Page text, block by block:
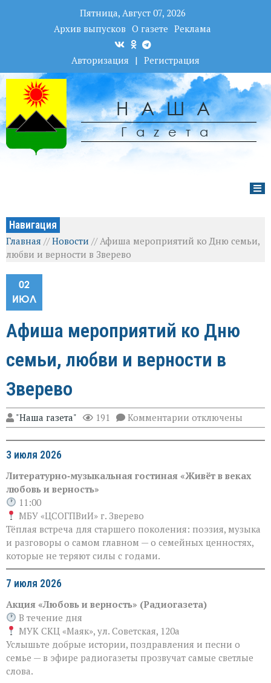
Пятница, Август 07, 2026
Архив выпусков О газете Реклама
Авторизация | Регистрация
НАША
Гаzета
Навигация
Главная //Новости // Афиша мероприятий ко Дню семьи,
любви и верности в Зверево
02
ИЮЛ
Афиша мероприятий ко Дню
семьи, любви и верности в
Зверево
"Наша газета" 191 Комментарии к
записи
Афиша
семьи,
Зверево
отключены
3 июля 2026
Литературно‑музыкальная гостиная «Живёт в веках
любовь и верность»
11:00
МБУ «ЦСОГПВиИ» г. Зверево
Тёплая встреча для старшего поколения: поэзия, музыка
и разговоры о самом главном — о семейных ценностях,
которые не теряют силы с годами.
7 июля 2026
Акция «Любовь и верность» (Радиогазета)
В течение дня
МУК СКЦ «Маяк», ул. Советская, 120а
Услышьте добрые истории, поздравления и песни о
семье — в эфире радиогазеты прозвучат самые светлые
слова.